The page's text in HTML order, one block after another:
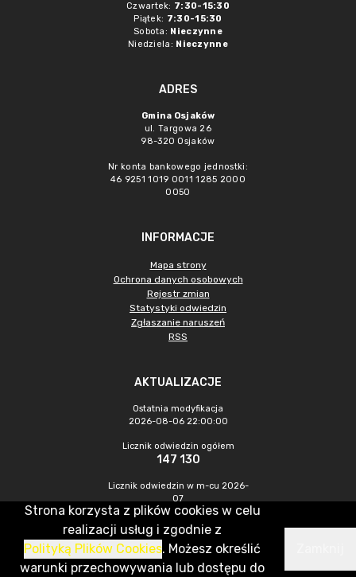
Czwartek: 7:30-15:30
Piątek: 7:30-15:30
Sobota: Nieczynne
Niedziela: Nieczynne
ADRES
Gmina Osjaków
ul. Targowa 26
98-320 Osjaków
Nr konta bankowego jednostki:
46 9251 1019 0011 1285 2000
0050
INFORMACJE
Mapa strony
Ochrona danych osobowych
Rejestr zmian
Statystyki odwiedzin
Zgłaszanie naruszeń
RSS
AKTUALIZACJE
Ostatnia modyfikacja
2026-08-06 22:00:00
Licznik odwiedzin ogółem
147 130
Licznik odwiedzin w m-cu 2026-
07
1 140
CMS & Hosting: Nefeni Sp. z o.o.
Strona korzysta z plików cookies w celu
realizacji usług i zgodnie z
Polityką Plików Cookies. Możesz określić
warunki przechowywania lub dostępu do